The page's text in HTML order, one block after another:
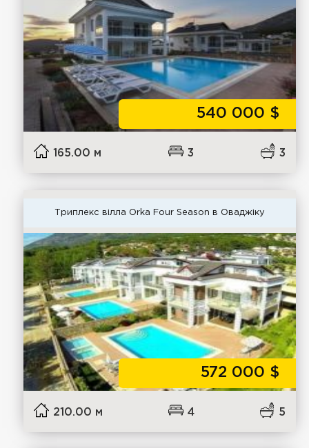
540 000 $
165.00 м 3 3
Триплекс вілла Orka Four Season в Оваджіку
572 000 $
210.00 м 4 5